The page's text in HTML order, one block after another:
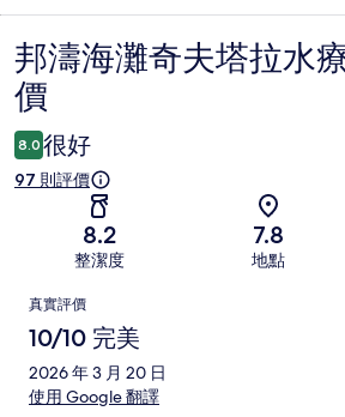
評
價
邦濤海灘奇夫塔拉水
價
8.0 很好
97 則評價
8.2
整潔度
7.8
地點
評
價
真實評價
10/10 完美
2026 年 3 月 20 日
使用 Google 翻譯